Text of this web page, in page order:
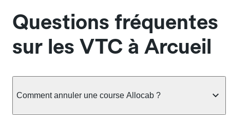
Questions fréquentes
sur les VTC à Arcueil
Comment annuler une course Allocab ?